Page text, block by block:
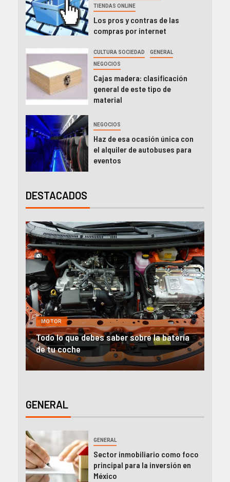
TIENDAS ONLINE
Los pros y contras de las
compras por internet
CULTURA SOCIEDAD GENERAL
NEGOCIOS
Cajas madera: clasificación
general de este tipo de
material
NEGOCIOS
Haz de esa ocasión única con
el alquiler de autobuses para
eventos
DESTACADOS
GENERAL MOTOR NEGOCIOS
Alquiler furgonetas Valencia: Ideas para
emprender
GENERAL
GENERAL
Sector inmobiliario como foco
principal para la inversión en
México